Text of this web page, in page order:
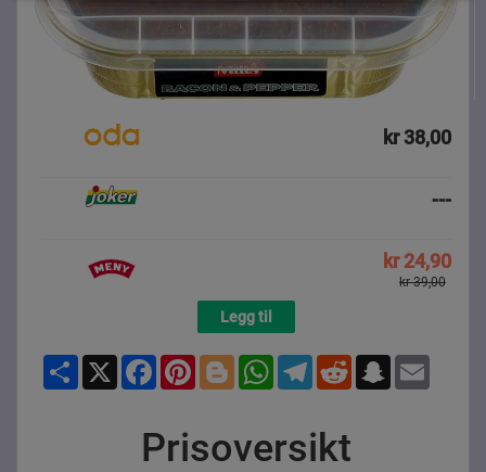
kr 38,00
---
kr 24,90
kr 39,00
Legg til
Share X FacebookPinterestBloggerWhatsAppTelegramReddit Snapchat
Prisoversikt